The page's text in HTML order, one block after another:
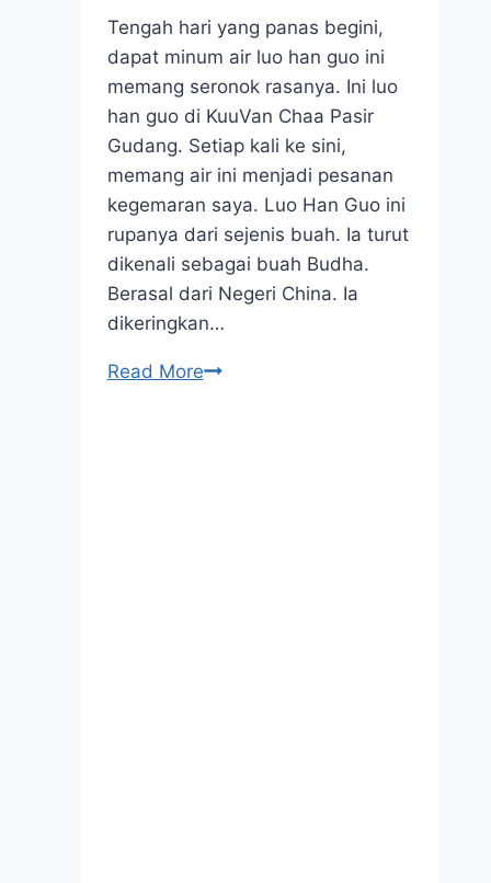
Tengah hari yang panas begini,
dapat minum air luo han guo ini
memang seronok rasanya. Ini luo
han guo di KuuVan Chaa Pasir
Gudang. Setiap kali ke sini,
memang air ini menjadi pesanan
kegemaran saya. Luo Han Guo ini
rupanya dari sejenis buah. Ia turut
dikenali sebagai buah Budha.
Berasal dari Negeri China. Ia
dikeringkan…
Read MoreSejuknya